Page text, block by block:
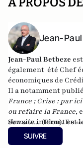
Jean-
Jean-Paul Betbeze
également été Chef
économiques de
Il a notamment publié
France ; Crise : par
ou refaire la France,
demain...(Plon). En
éditions Economica
et en
chez le même éditeur.
Son site internet est
SUIVRE